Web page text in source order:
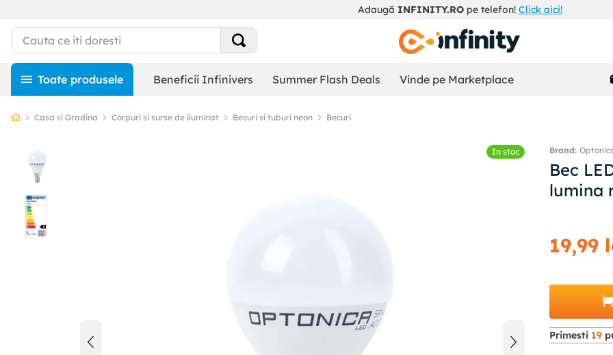
Adaugă INFINITY.ROpe telefon! Click aici!
Beneficii Infinivers Summer Flash Deals Vinde pe Marketplace
Casa si Gradina Corpuri si surse de iluminat Becuri si tuburi neon Becuri
In stoc
Bec
lumina
19,99
Primesti 19